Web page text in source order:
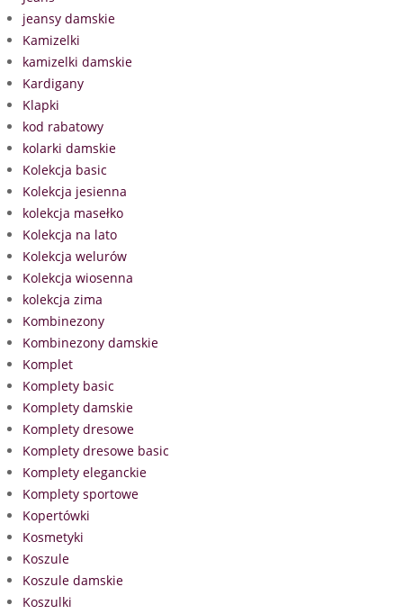
jeansy damskie
Kamizelki
kamizelki damskie
Kardigany
Klapki
kod rabatowy
kolarki damskie
Kolekcja basic
Kolekcja jesienna
kolekcja masełko
Kolekcja na lato
Kolekcja welurów
Kolekcja wiosenna
kolekcja zima
Kombinezony
Kombinezony damskie
Komplet
Komplety basic
Komplety damskie
Komplety dresowe
Komplety dresowe basic
Komplety eleganckie
Komplety sportowe
Kopertówki
Kosmetyki
Koszule
Koszule damskie
Koszulki